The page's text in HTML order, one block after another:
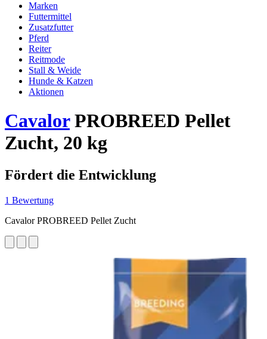
Marken
Futtermittel
Zusatzfutter
Pferd
Reiter
Reitmode
Stall & Weide
Hunde & Katzen
Aktionen
CavalorPROBREED Pellet
Zucht, 20 kg
Fördert die Entwicklung
1 Bewertung
Cavalor PROBREED Pellet Zucht